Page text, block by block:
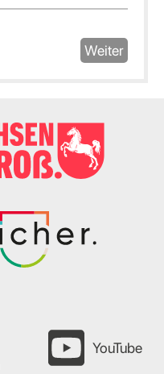
Weiter
YouTube